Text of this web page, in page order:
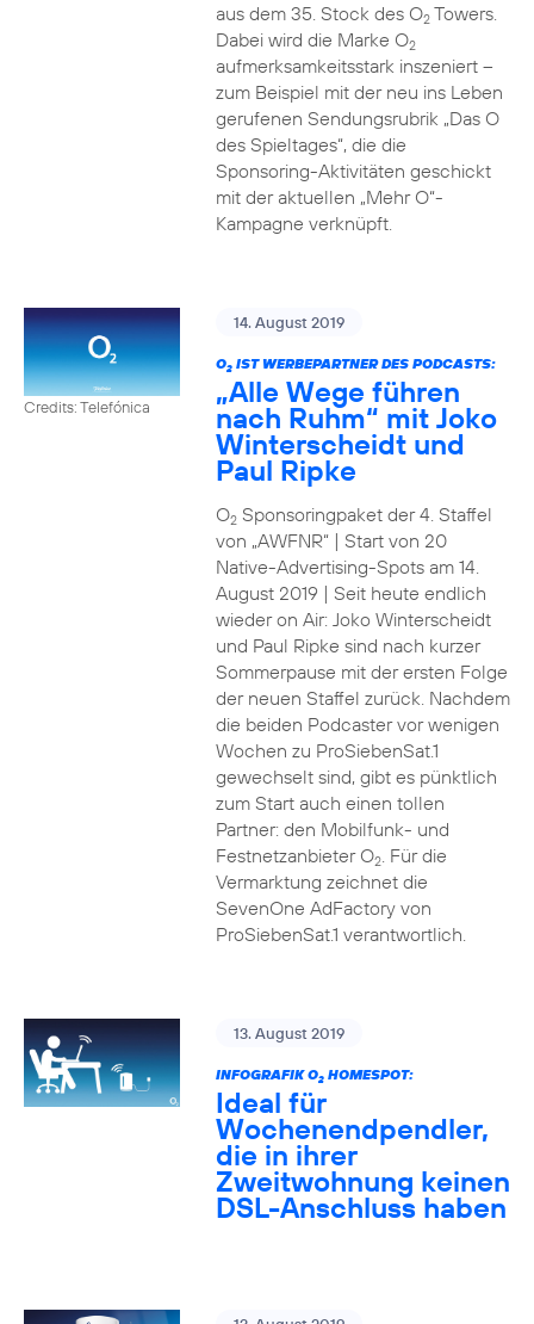
aus dem 35. Stock des O2Towers.
Dabei wird die Marke O2
aufmerksamkeitsstark inszeniert –
zum Beispiel mit der neu ins Leben
gerufenen Sendungsrubrik „Das O
des Spieltages“, die die
Sponsoring-Aktivitäten geschickt
mit der aktuellen „Mehr O“-
Kampagne verknüpft.
Credits: Telefónica
14. August 2019
O2IST WERBEPARTNER DES PODCASTS:
„Alle Wege führen
nach Ruhm“ mit Joko
Winterscheidt und
Paul Ripke
O2Sponsoringpaket der 4. Staffel
von „AWFNR“ | Start von 20
Native-Advertising-Spots am 14.
August 2019 | Seit heute endlich
wieder on Air: Joko Winterscheidt
und Paul Ripke sind nach kurzer
Sommerpause mit der ersten Folge
der neuen Staffel zurück. Nachdem
die beiden Podcaster vor wenigen
Wochen zu ProSiebenSat.1
gewechselt sind, gibt es pünktlich
zum Start auch einen tollen
Partner: den Mobilfunk- und
Festnetzanbieter O2. Für die
Vermarktung zeichnet die
SevenOne AdFactory von
ProSiebenSat.1 verantwortlich.
13. August 2019
INFOGRAFIK O2HOMESPOT:
Ideal für
Wochenendpendler,
die in ihrer
Zweitwohnung keinen
DSL-Anschluss haben